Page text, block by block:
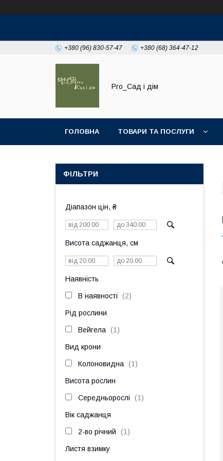
+380 (96) 830-57-47 +380 (68) 364-47-12
Pro_Сад і дім
ГОЛОВНА ТОВАРИ ТА ПОСЛУГИ
ФІЛЬТРИ
Діапазон цін, ₴
Висота саджанця, см
Наявність
В наявності 2
Рід рослини
Вейгела 1
Вид крони
Колоновидна 1
Висота рослин
Середньорослі 1
Вік саджанця
2-во річний 1
Листя взимку